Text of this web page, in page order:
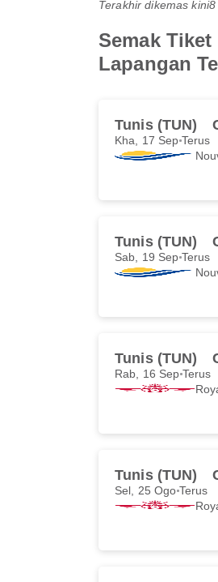
Terakhir dikemas kini8
Semak
Lapangan
Tunis (TUN)
Kha, 17 Sep Terus
Tunis (TUN)
Sab, 19 Sep Terus
Tunis (TUN)
Rab, 16 Sep Terus
Tunis (TUN)
Sel, 25 Ogo Terus